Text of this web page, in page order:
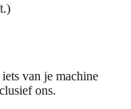
van je machine
ons.